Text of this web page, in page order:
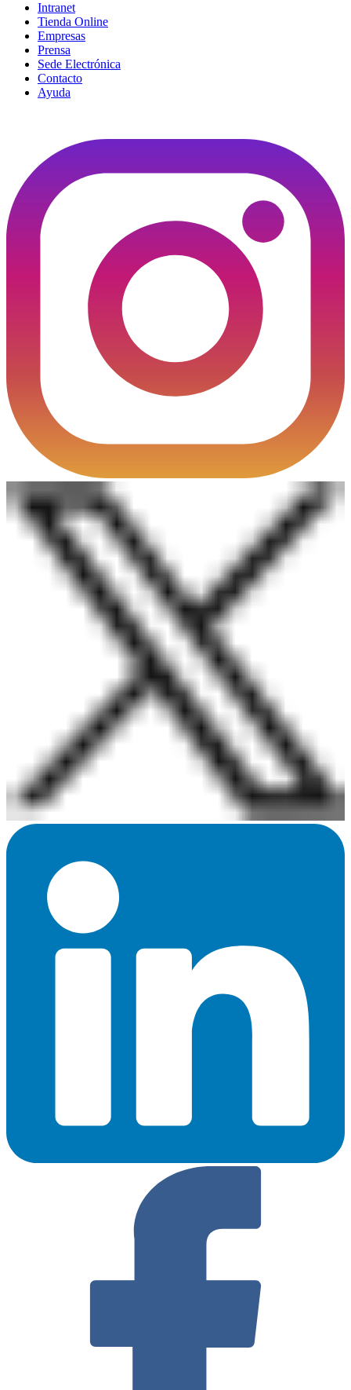
Intranet
Tienda Online
Empresas
Prensa
Sede Electrónica
Contacto
Ayuda